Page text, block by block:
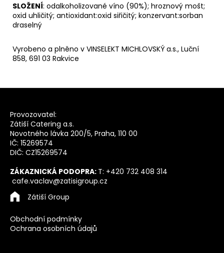
SLOŽENÍ: odalkoholizované víno (90%); hroznový mošt;
oxid uhličitý; antioxidant:oxid siřičitý; konzervant:sorban
draselný
Vyrobeno a plněno v VINSELEKT MICHLOVSKÝ a.s., Luční
858, 691 03 Rakvice
Z
Provozovatel:
Zátiší Catering a.s.
Novotného lávka 200/5, Praha, 110 00
IČ: 15269574
DIČ: CZ15269574
ZÁKAZNICKÁ PODOPRA: T: +420 732 408 314
cafe.vaclav@zatisigroup.cz
Zátiší Group
Obchodní podmínky
Ochrana osobních údajů